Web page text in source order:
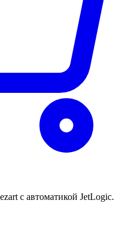
с автоматикой JetLogic.